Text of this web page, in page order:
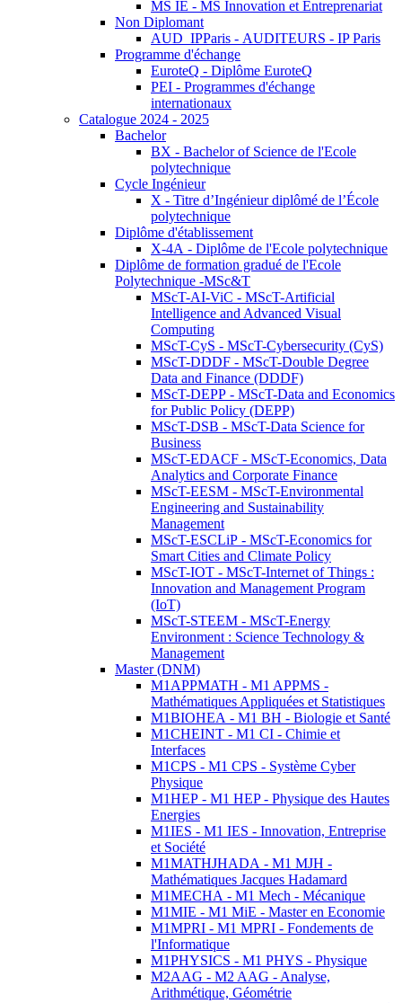
MS IE - MS Innovation et Entreprenariat
Non Diplomant
AUD_IPParis - AUDITEURS - IP Paris
Programme d'échange
EuroteQ - Diplôme EuroteQ
PEI - Programmes d'échange
internationaux
Catalogue 2024 - 2025
Bachelor
BX - Bachelor of Science de l'Ecole
polytechnique
Cycle Ingénieur
X - Titre d’Ingénieur diplômé de l’École
polytechnique
Diplôme d'établissement
X-4A - Diplôme de l'Ecole polytechnique
Diplôme de formation gradué de l'Ecole
Polytechnique -MSc&T
MScT-AI-ViC - MScT-Artificial
Intelligence and Advanced Visual
Computing
MScT-CyS - MScT-Cybersecurity (CyS)
MScT-DDDF - MScT-Double Degree
Data and Finance (DDDF)
MScT-DEPP - MScT-Data and Economics
for Public Policy (DEPP)
MScT-DSB - MScT-Data Science for
Business
MScT-EDACF - MScT-Economics, Data
Analytics and Corporate Finance
MScT-EESM - MScT-Environmental
Engineering and Sustainability
Management
MScT-ESCLiP - MScT-Economics for
Smart Cities and Climate Policy
MScT-IOT - MScT-Internet of Things :
Innovation and Management Program
(IoT)
MScT-STEEM - MScT-Energy
Environment : Science Technology &
Management
Master (DNM)
M1APPMATH - M1 APPMS -
Mathématiques Appliquées et Statistiques
M1BIOHEA - M1 BH - Biologie et Santé
M1CHEINT - M1 CI - Chimie et
Interfaces
M1CPS - M1 CPS - Système Cyber
Physique
M1HEP - M1 HEP - Physique des Hautes
Energies
M1IES - M1 IES - Innovation, Entreprise
et Société
M1MATHJHADA - M1 MJH -
Mathématiques Jacques Hadamard
M1MECHA - M1 Mech - Mécanique
M1MIE - M1 MiE - Master en Economie
M1MPRI - M1 MPRI - Fondements de
l'Informatique
M1PHYSICS - M1 PHYS - Physique
M2AAG - M2 AAG - Analyse,
Arithmétique, Géométrie